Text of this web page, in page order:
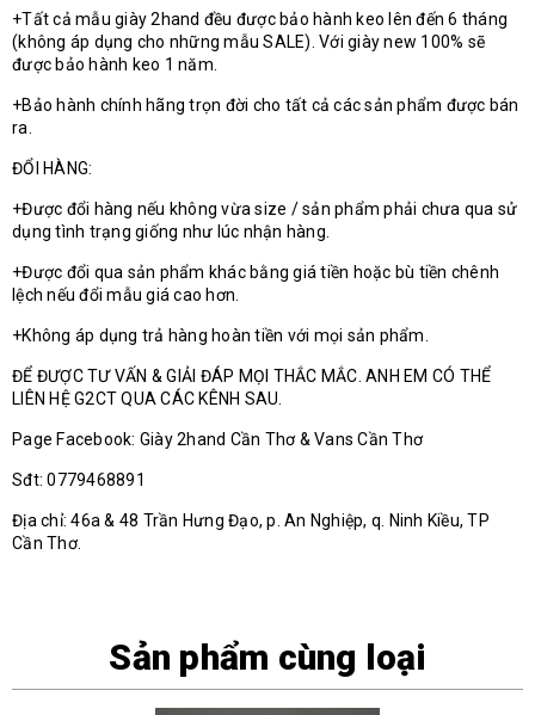
+Tất cả mẫu giày 2hand đều được bảo hành keo lên đến 6 tháng
(không áp dụng cho những mẫu SALE). Với giày new 100% sẽ
được bảo hành keo 1 năm.
+Bảo hành chính hãng trọn đời cho tất cả các sản phẩm được bán
ra.
ĐỔI HÀNG:
+Được đổi hàng nếu không vừa size / sản phẩm phải chưa qua sử
dụng tình trạng giống như lúc nhận hàng.
+Được đổi qua sản phẩm khác bằng giá tiền hoặc bù tiền chênh
lệch nếu đổi mẫu giá cao hơn.
+Không áp dụng trả hàng hoàn tiền với mọi sản phẩm.
ĐỂ ĐƯỢC TƯ VẤN & GIẢI ĐÁP MỌI THẮC MẮC. ANH EM CÓ THỂ
LIÊN HỆ G2CT QUA CÁC KÊNH SAU.
Page Facebook: Giày 2hand Cần Thơ & Vans Cần Thơ
Sđt: 0779468891
Địa chỉ: 46a & 48 Trần Hưng Đạo, p. An Nghiệp, q. Ninh Kiều, TP
Cần Thơ.
Sản phẩm cùng loại